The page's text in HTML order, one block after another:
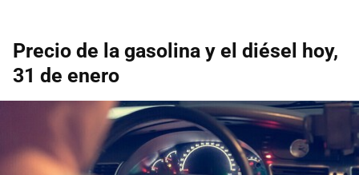
Precio de la gasolina y el diésel hoy,
31 de enero